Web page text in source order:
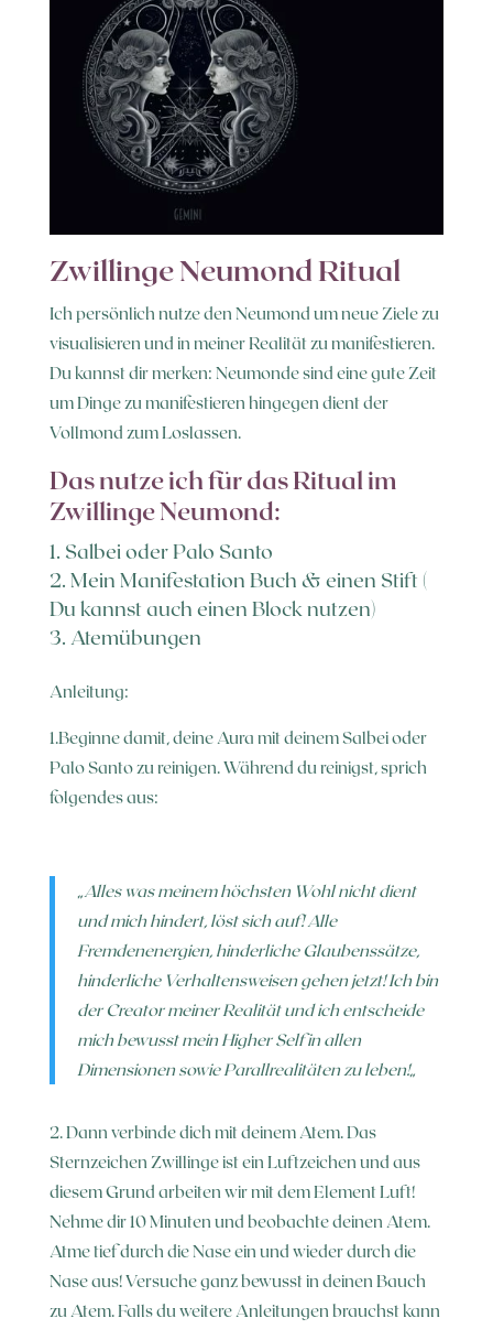
Zwillinge Neumond Ritual
Ich persönlich nutze den Neumond um neue Ziele zu
visualisieren und in meiner Realität zu manifestieren.
Du kannst dir merken: Neumonde sind eine gute Zeit
um Dinge zu manifestieren hingegen dient der
Vollmond zum Loslassen.
Das nutze ich für das Ritual im
Zwillinge Neumond:
Salbei oder Palo Santo
Mein Manifestation Buch & einen Stift (
Du kannst auch einen Block nutzen)
Atemübungen
Anleitung:
1.Beginne damit, deine Aura mit deinem Salbei oder
Palo Santo zu reinigen. Während du reinigst, sprich
folgendes aus:
„Alles was meinem höchsten Wohl nicht dient
und mich hindert, löst sich auf! Alle
Fremdenenergien, hinderliche Glaubenssätze,
hinderliche Verhaltensweisen gehen jetzt! Ich bin
der Creator meiner Realität und ich entscheide
mich bewusst mein Higher Self in allen
Dimensionen sowie Parallrealitäten zu leben!„
2. Dann verbinde dich mit deinem Atem. Das
Sternzeichen Zwillinge ist ein Luftzeichen und aus
diesem Grund arbeiten wir mit dem Element Luft!
Nehme dir 10 Minuten und beobachte deinen Atem.
Atme tief durch die Nase ein und wieder durch die
Nase aus! Versuche ganz bewusst in deinen Bauch
zu Atem. Falls du weitere Anleitungen brauchst kann